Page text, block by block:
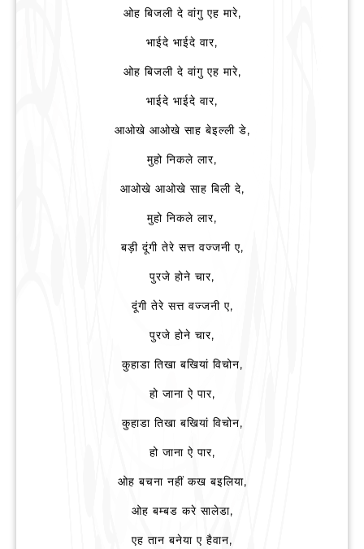
ओह बिजली दे वांगु एह मारे,
भाईदे भाईदे वार,
ओह बिजली दे वांगु एह मारे,
भाईदे भाईदे वार,
आओखे आओखे साह बेइल्ली डे,
मुहो निकले लार,
आओखे आओखे साह बिली दे,
मुहो निकले लार,
बड़ी दूंगी तेरे सत्त वज्जनी ए,
पुरजे होने चार,
दूंगी तेरे सत्त वज्जनी ए,
पुरजे होने चार,
कुहाडा तिखा बखियां विचोन,
हो जाना ऐ पार,
कुहाडा तिखा बखियां विचोन,
हो जाना ऐ पार,
ओह बचना नहीं कख बइलिया,
ओह बम्बड करे सालेडा,
एह तान बनेया ए हैवान,